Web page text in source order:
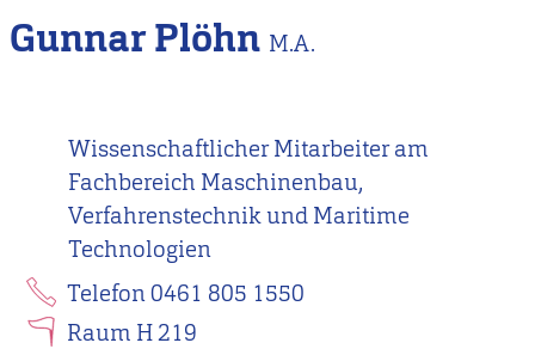
Inhalt
to
Gunnar Plöhn M.A.
Wissenschaftlicher Mitarbeiter am
Fachbereich Maschinenbau,
Verfahrenstechnik und Maritime
Technologien
Telefon 0461 805 1550
Raum H 219